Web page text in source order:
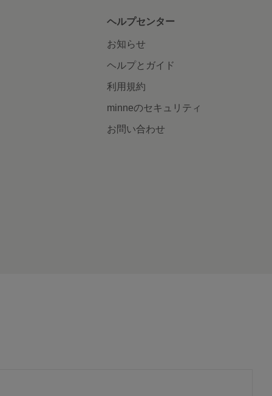
ヘルプセンター
お知らせ
ヘルプとガイド
利用規約
minneのセキュリティ
お問い合わせ